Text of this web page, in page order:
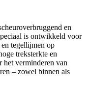
en
is ontwikkeld voor
tegellijmen op
treksterkte en
het verminderen van
– zowel binnen als